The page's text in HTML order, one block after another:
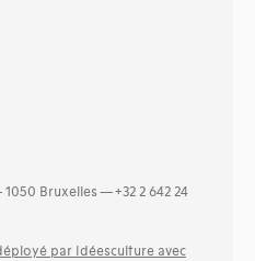
Bruxelles — +32 2 642 24
par Idéesculture avec